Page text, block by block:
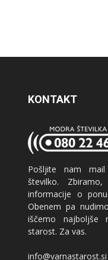
KONTAKT
Pošljite nam
številko.
informacije o
Obenem pa
iščemo najboljše
starost. Za vas.